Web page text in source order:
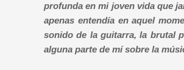
profunda en mi joven vida que
apenas entendía en aquel
sonido de la guitarra, la brutal
alguna parte de mí sobre la